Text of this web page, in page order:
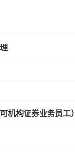
机构证券业务员工）